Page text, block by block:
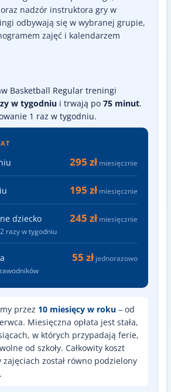
nadzór instruktora gry w
odbywają się w wybranej grupie,
zajęć i kalendarzem
Basketball Regular treningi
w tygodniu i trwają po 75 minut.
1 raz w tygodniu.
295 złmiesięcznie
195 złmiesięcznie
dziecko
razy w tygodniu
245 złmiesięcznie
55 złjednorazowo
przez 10 miesięcy w roku – od
Miesięczna opłata jest stała,
w których przypadają ferie,
od szkoły. Całkowity koszt
został równo podzielony